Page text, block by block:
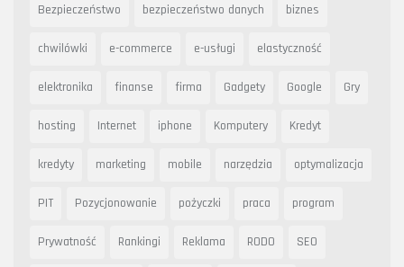
Bezpieczeństwo bezpieczeństwo danych biznes
chwilówki e-commerce e-usługi elastyczność
elektronika finanse firma Gadgety Google Gry
hosting Internet iphone Komputery Kredyt
kredyty marketing mobile narzędzia optymalizacja
PIT Pozycjonowanie pożyczki praca program
Prywatność Rankingi Reklama RODO SEO